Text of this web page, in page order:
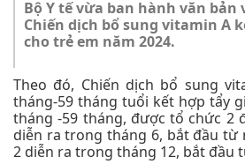
Bộ Y tế vừa ban hành văn bản
Chiến dịch bổ sung vitamin A
cho trẻ em năm 2024.
Theo đó, Chiến dịch bổ sung
tháng-59 tháng tuổi kết hợp tẩy
tháng -59 tháng, được tổ chức 2
diễn ra trong tháng 6, bắt đầu từ
2 diễn ra trong tháng 12, bắt đầu